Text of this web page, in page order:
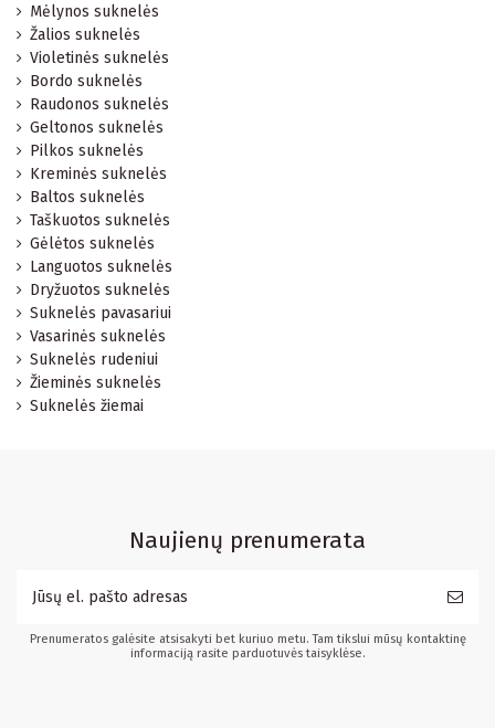
Mėlynos suknelės
Žalios suknelės
Violetinės suknelės
Bordo suknelės
Raudonos suknelės
Geltonos suknelės
Pilkos suknelės
Kreminės suknelės
Baltos suknelės
Taškuotos suknelės
Gėlėtos suknelės
Languotos suknelės
Dryžuotos suknelės
Suknelės pavasariui
Vasarinės suknelės
Suknelės rudeniui
Žieminės suknelės
Suknelės žiemai
Naujienų prenumerata
Prenumeratos galėsite atsisakyti bet kuriuo metu. Tam tikslui mūsų kontaktinę
informaciją rasite parduotuvės taisyklėse.